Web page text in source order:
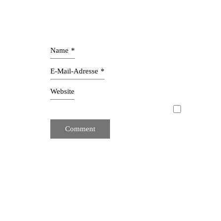
Name *
E-Mail-Adresse *
Website
Mit unserer Innenarchitektur schaffen wir
Interior Design zeichnet sich durch schlichte Klarheit
aus Designern und Innenarchitekten. Wir